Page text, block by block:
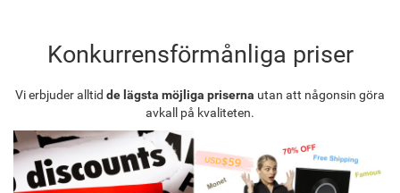
Konkurrensförmånliga priser
Vi erbjuder alltid de lägsta möjliga priserna utan att någonsin göra
avkall på kvaliteten.